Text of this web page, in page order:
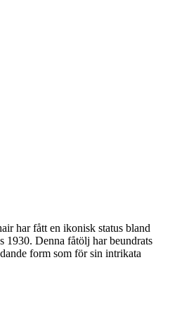
har fått en ikonisk status bland
1930. Denna fåtölj har beundrats
form som för sin intrikata